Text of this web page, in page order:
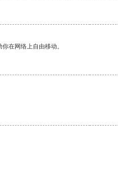
在网络上自由移动。